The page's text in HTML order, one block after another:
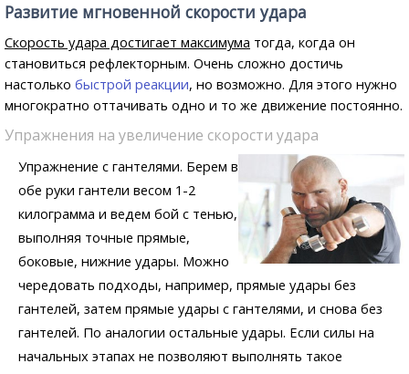
Развитие мгновенной скорости удара
Скорость удара достигает максимума тогда, когда он
становиться рефлекторным. Очень сложно достичь
настолько быстрой реакции, но возможно. Для этого нужно
многократно оттачивать одно и то же движение постоянно.
Упражнения на увеличение скорости удара
Упражнение с гантелями. Берем в
обе руки гантели весом 1-2
килограмма и ведем бой с тенью,
выполняя точные прямые,
боковые, нижние удары. Можно
чередовать подходы, например, прямые удары без
гантелей, затем прямые удары с гантелями, и снова без
гантелей. По аналогии остальные удары. Если силы на
начальных этапах не позволяют выполнять такое